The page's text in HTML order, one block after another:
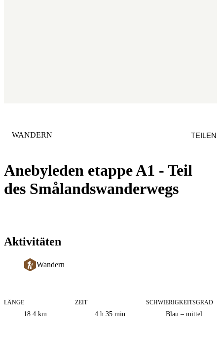
Anebyleden etappe A1 - Teil
des Smålandswanderwegs
KATEGORIE
WANDERN TEILEN
Aktivitäten
Wandern
Informationen
zum
LÄNGE
18.4 km
ZEIT
4 h 35 min
SCHWIERIGKEITSGRAD
Blau – mittel